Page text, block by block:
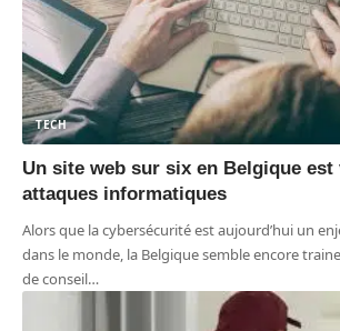
TECH
Un site web sur six en Belgique est
attaques informatiques
Alors que la cybersécurité est aujourd’hui un
dans le monde, la Belgique semble encore
de conseil…